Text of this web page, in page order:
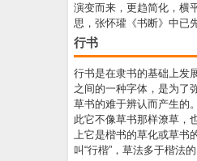
演变而来，更趋简化，横
思，张怀瓘《书断》中已
行书
行书是在隶书的基础上发
之间的一种字体，是为了
草书的难于辨认而产生的
此它不像草书那样潦草，
上它是楷书的草化或草书
叫“行楷”，草法多于楷法的